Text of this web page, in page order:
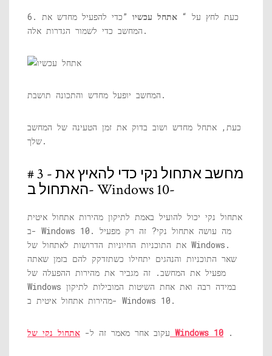
6. כעת לחץ על “ אתחל עכשיו ”כדי להפעיל מחדש את
המחשב כדי לשמור הגדרות אלה.
המחשב יופעל מחדש והתכונה תושבת.
כעת, אתחל מחדש ושוב בדוק את זמן הטעינה של המחשב
שלך.
# 3 - מחשב אתחול נקי כדי להאיץ את
האתחול ב- Windows 10-
אתחול נקי יכול להועיל באמת לתיקון מהירות אתחול איטית
ב- Windows 10. מה עושה אתחול נקי? זה רק מפעיל
את התוכניות החיוניות הדרושות לאתחול של Windows.
שאר התוכניות והנהגים יתחילו כשתזדקק להם בזמן שאתה
מפעיל את המחשב. זה מגביר את מהירות ההפעלה של
Windows במידה רבה ואת אחת השיטות המובילות לתיקון
מהירות אתחול איטית ב- Windows 10.
עקוב אחר מאמר זה ל- אתחול נקי של Windows 10 .